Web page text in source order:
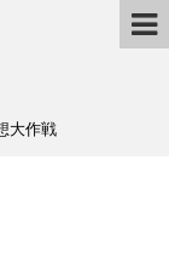
大作戦